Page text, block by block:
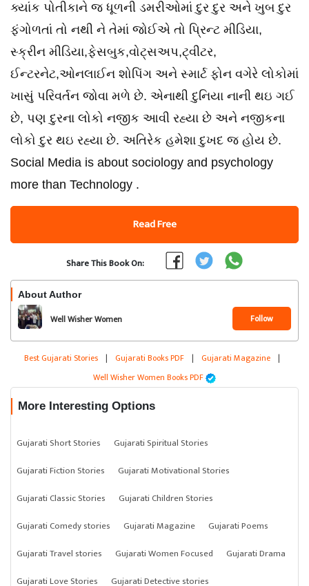
ક્યાંક પોતીકાને જ ધૂળની ડમરીઓમાં દુર દુર અને ખુબ દુર
ફંગોળતાં તો નથી ને તેમાં જોઈએ તો પ્રિન્ટ મીડિયા,
સ્ક્રીન મીડિયા,ફેસબુક,વોટ્સઅપ,ટ્વીટર,
ઈન્ટરનેટ,ઓનલાઈન શોપિંગ અને સ્માર્ટ ફોન વગેરે લોકોમાં
ખાસું પરિવર્તન જોવા મળે છે. એનાથી દુનિયા નાની થઇ ગઈ
છે, પણ દુરના લોકો નજીક આવી રહ્યા છે અને નજીકના
લોકો દુર થઇ રહ્યા છે. અતિરેક હમેશા દુખદ જ હોય છે.
Social Media is about sociology and psychology
more than Technology .
Read Free
Share This Book On:
About Author
Well Wisher Women Follow
Best Gujarati Stories | Gujarati Books PDF | Gujarati Magazine |
Well Wisher Women Books PDF
More Interesting Options
Gujarati Short Stories
Gujarati Spiritual Stories
Gujarati Fiction Stories
Gujarati Motivational Stories
Gujarati Classic Stories
Gujarati Children Stories
Gujarati Comedy stories
Gujarati Magazine
Gujarati Poems
Gujarati Travel stories
Gujarati Women Focused
Gujarati Drama
Gujarati Love Stories
Gujarati Detective stories